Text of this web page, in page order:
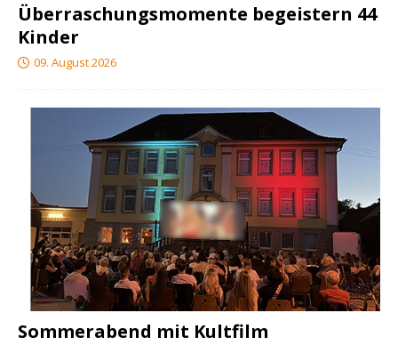
Überraschungsmomente begeistern 44
Kinder
09. August 2026
Sommerabend mit Kultfilm